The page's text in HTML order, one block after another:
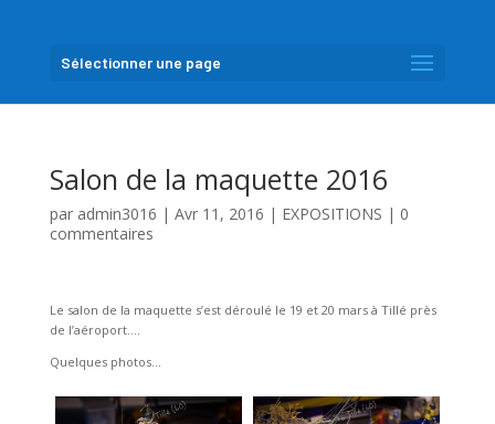
Sélectionner une page
Salon de la maquette 2016
par admin3016 | Avr 11, 2016 | EXPOSITIONS | 0
commentaires
Le salon de la maquette s’est déroulé le 19 et 20 mars à Tillé près
de l’aéroport….
Quelques photos…